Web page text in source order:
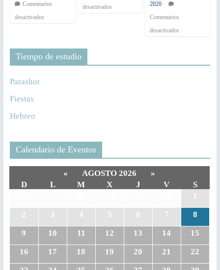
Comentarios
desactivados
desactivados
2020
Comentarios
desactivados
Tiempo de estudio
Parashot
Fiestas
Hebreo
Calendario de Eventos
« AGOSTO 2026
»
D
L M X J V
S
1
2
3 4 5 6 7
8
9
10 11 12 13 14
15
16
17 18 19 20 21
22